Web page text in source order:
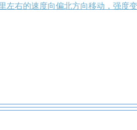
左右的速度向偏北方向移动，强